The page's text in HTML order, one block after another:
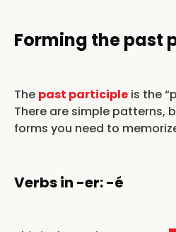
Forming the past
The past participle is the
There are simple patterns,
forms you need to
Verbs in -er: -é